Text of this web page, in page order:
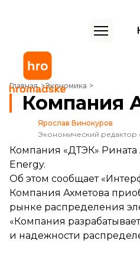
Главная Экономика
Компания Ахметова завершила
Компания
Ярослав Винокуров
Экономический редактор
Компания «ДТЭК» Рината
Energy.
Об этом сообщает
Компания Ахметова
рынке распределения
«Компания
и надежности